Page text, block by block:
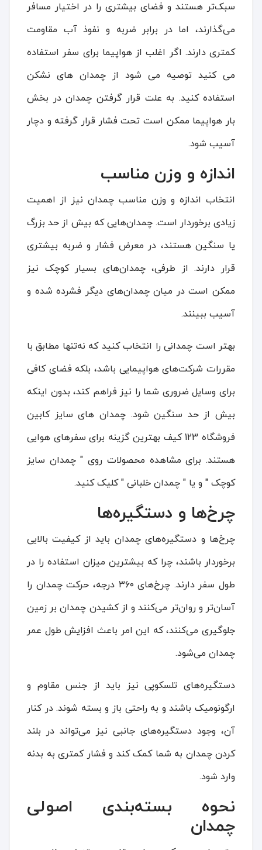
سبک‌تر هستند و فضای بیشتری را در اختیار مسافر
می‌گذارند، اما در برابر ضربه و نفوذ آب مقاومت
کمتری دارند. اگر اغلب از هواپیما برای سفر استفاده
می کنید توصیه می شود از چمدان های نشکن
استفاده کنید. به علت قرار گرفتن چمدان در بخش
بار هواپیما ممکن است تحت فشار قرار گرفته و دچار
آسیب شود.
اندازه و وزن مناسب
انتخاب اندازه و وزن مناسب چمدان نیز از اهمیت
زیادی برخوردار است. چمدان‌هایی که بیش از حد بزرگ
یا سنگین هستند، در معرض فشار و ضربه بیشتری
قرار دارند. از طرفی، چمدان‌های بسیار کوچک نیز
ممکن است در میان چمدان‌های دیگر فشرده شده و
آسیب ببینند.
بهتر است چمدانی را انتخاب کنید که نه‌تنها مطابق با
مقررات شرکت‌های هواپیمایی باشد، بلکه فضای کافی
برای وسایل ضروری شما را نیز فراهم کند، بدون اینکه
بیش از حد سنگین شود. چمدان های سایز کابین
فروشگاه 123 کیف بهترین گزینه برای سفرهای هوایی
هستند. برای مشاهده محصولات روی " چمدان سایز
کوچک " و یا " چمدان خلبانی " کلیک کنید.
چرخ‌ها و دستگیره‌ها
چرخ‌ها و دستگیره‌های چمدان باید از کیفیت بالایی
برخوردار باشند، چرا که بیشترین میزان استفاده را در
طول سفر دارند. چرخ‌های ۳۶۰ درجه، حرکت چمدان را
آسان‌تر و روان‌تر می‌کنند و از کشیدن چمدان بر زمین
جلوگیری می‌کنند، که این امر باعث افزایش طول عمر
چمدان می‌شود.
دستگیره‌های تلسکوپی نیز باید از جنس مقاوم و
ارگونومیک باشند و به راحتی باز و بسته شوند. در کنار
آن، وجود دستگیره‌های جانبی نیز می‌تواند در بلند
کردن چمدان به شما کمک کند و فشار کمتری به بدنه
وارد شود.
نحوه بسته‌بندی اصولی
چمدان